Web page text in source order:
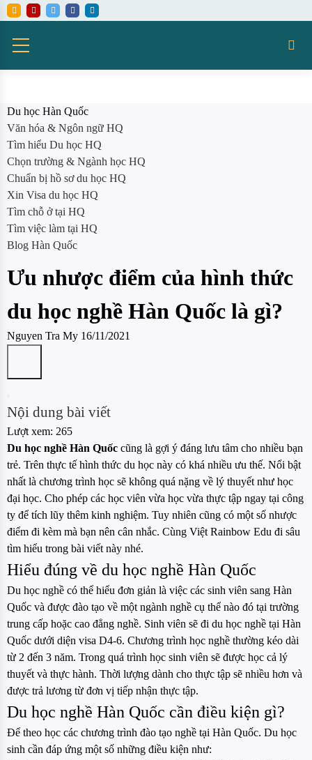
Du học Hàn Quốc
Văn hóa & Ngôn ngữ HQ
Tìm hiểu Du học HQ
Chọn trường & Ngành học HQ
Chuẩn bị hồ sơ du học HQ
Xin Visa du học HQ
Tìm chỗ ở tại HQ
Tìm việc làm tại HQ
Blog Hàn Quốc
Ưu nhược điểm của hình thức
du học nghề Hàn Quốc là gì?
Nguyen Tra My 16/11/2021
Nội dung bài viết
Lượt xem: 265
Du học nghề Hàn Quốc cũng là gợi ý đáng lưu tâm cho nhiều bạn
trẻ. Trên thực tế hình thức du học này có khá nhiều ưu thế. Nổi bật
nhất là chương trình học sẽ không quá nặng về lý thuyết như học
đại học. Cho phép các học viên vừa học vừa thực tập ngay tại công
ty để tích lũy thêm kinh nghiệm. Tuy nhiên cũng có một số nhược
điểm đi kèm mà bạn nên cân nhắc. Cùng Việt Rainbow Edu đi sâu
tìm hiểu trong bài viết này nhé.
Hiểu đúng về du học nghề Hàn Quốc
Du học nghề có thể hiểu đơn giản là việc các sinh viên sang Hàn
Quốc và được đào tạo về một ngành nghề cụ thể nào đó tại trường
trung cấp hoặc cao đẳng nghề. Sinh viên sẽ đi du học nghề tại Hàn
Quốc dưới diện visa D4-6. Chương trình học nghề thường kéo dài
từ 2 đến 3 năm. Trong quá trình học sinh viên sẽ được học cả lý
thuyết và thực hành. Thời lượng dành cho thực tập sẽ nhiều hơn và
được trả lương từ đơn vị tiếp nhận thực tập.
Du học nghề Hàn Quốc cần điều kiện gì?
Để theo học các chương trình đào tạo nghề tại Hàn Quốc. Du học
sinh cần đáp ứng một số những điều kiện như: